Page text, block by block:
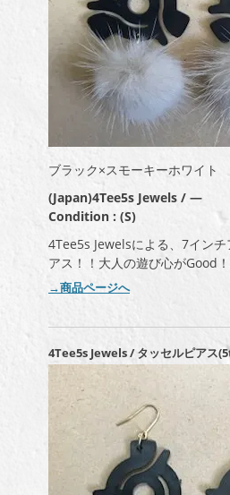
ブラック×スモーキーホワイト
(Japan)4Tee5s Jewels / —
Condition : (S)
4Tee5s Jewelsによる、7イン
アス！！大人の遊び心がGood！
→商品ページへ
4Tee5s Jewels / タッセルピアス